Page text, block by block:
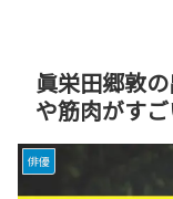
眞栄田郷敦
や筋肉がす
俳優